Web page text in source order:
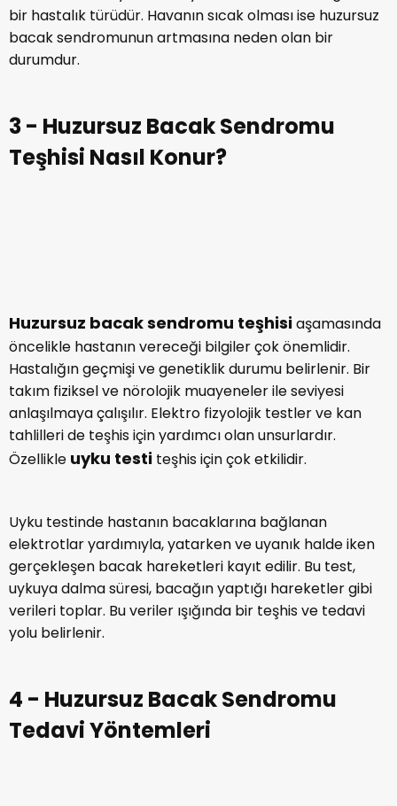
bir hastalık türüdür. Havanın sıcak olması ise huzursuz
bacak sendromunun artmasına neden olan bir
durumdur.
3 - Huzursuz Bacak Sendromu
Teşhisi Nasıl Konur?
Huzursuz bacak sendromu teşhisiaşamasında
öncelikle hastanın vereceği bilgiler çok önemlidir.
Hastalığın geçmişi ve genetiklik durumu belirlenir. Bir
takım fiziksel ve nörolojik muayeneler ile seviyesi
anlaşılmaya çalışılır. Elektro fizyolojik testler ve kan
tahlilleri de teşhis için yardımcı olan unsurlardır.
Özellikle uyku testi teşhis için çok etkilidir.
Uyku testinde hastanın bacaklarına bağlanan
elektrotlar yardımıyla, yatarken ve uyanık halde iken
gerçekleşen bacak hareketleri kayıt edilir. Bu test,
uykuya dalma süresi, bacağın yaptığı hareketler gibi
verileri toplar. Bu veriler ışığında bir teşhis ve tedavi
yolu belirlenir.
4 - Huzursuz Bacak Sendromu
Tedavi Yöntemleri